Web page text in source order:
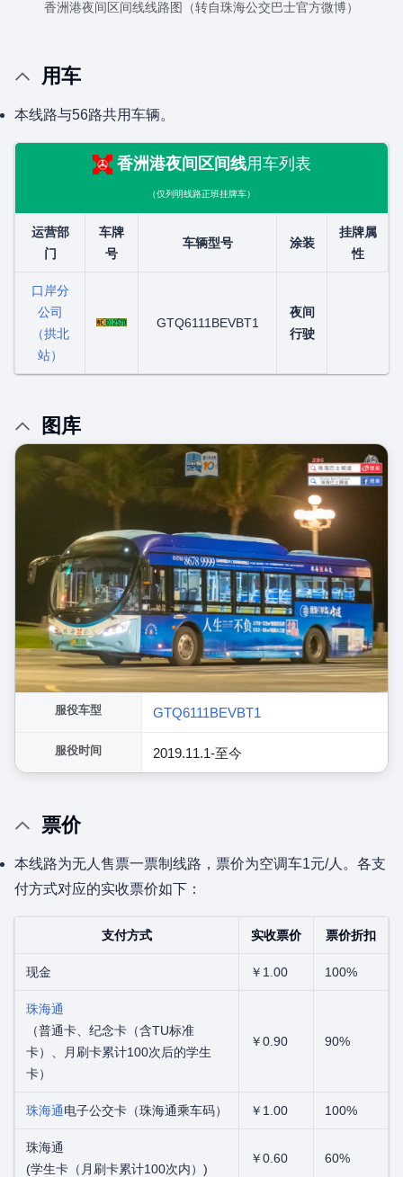
香洲港夜间区间线线路图（转自珠海公交巴士官方微博）
用车
本线路与56路共用车辆。
香洲港夜间区间线用车列表
（仅列明线路正班挂牌车）
运营部
门
车牌
号
车辆型号 涂装
挂牌属
性
口岸分
公司
（拱北
站）
GTQ6111BEVBT1
夜间
行驶
图库
服役车型 GTQ6111BEVBT1
服役时间 2019.11.1-至今
票价
本线路为无人售票一票制线路，票价为空调车1元/人。各支
付方式对应的实收票价如下：
支付方式 实收票价 票价折扣
现金 ￥1.00 100%
珠海通
（普通卡、纪念卡（含TU标准
卡）、月刷卡累计100次后的学生
卡）
￥0.90 90%
珠海通电子公交卡（珠海通乘车码） ￥1.00 100%
珠海通
(学生卡（月刷卡累计100次内）)
￥0.60 60%